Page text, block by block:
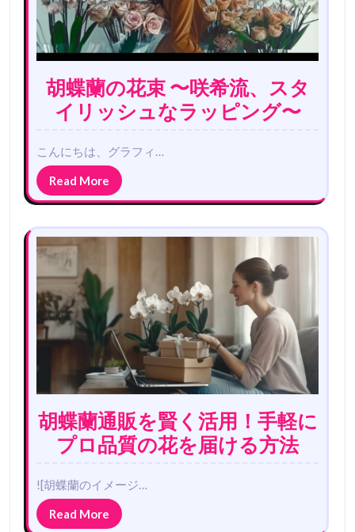
胡蝶蘭の花束 〜咲希流、スタ
イリッシュなラッピング〜
こんにちは、グラフィ…
Read More
胡蝶蘭通販を賢く活用！手軽に
プロ品質の花を届ける方法
![胡蝶蘭のイメージ…
Read More